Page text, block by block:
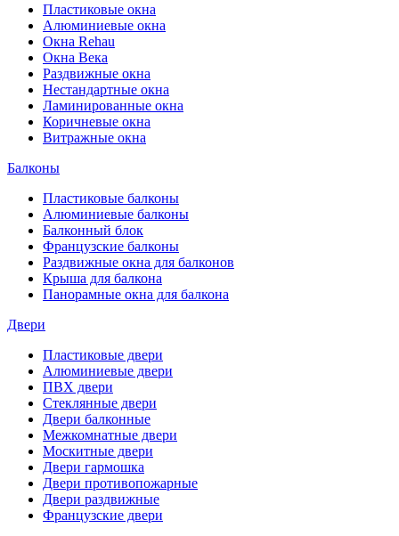
Пластиковые окна
Алюминиевые окна
Окна Rehau
Окна Века
Раздвижные окна
Нестандартные окна
Ламинированные окна
Коричневые окна
Витражные окна
Балконы
Пластиковые балконы
Алюминиевые балконы
Балконный блок
Французские балконы
Раздвижные окна для балконов
Крыша для балкона
Панорамные окна для балкона
Двери
Пластиковые двери
Алюминиевые двери
ПВХ двери
Стеклянные двери
Двери балконные
Межкомнатные двери
Москитные двери
Двери гармошка
Двери противопожарные
Двери раздвижные
Французские двери